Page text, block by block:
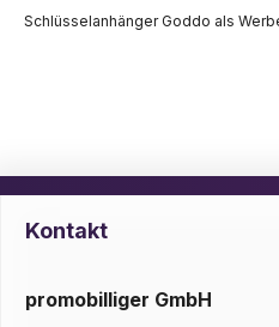
Schlüsselanhänger Goddo als
Kontakt
promobilliger GmbH